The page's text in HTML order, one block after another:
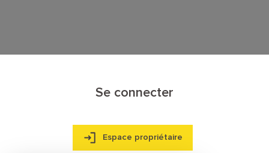
Se connecter
Espace propriétaire